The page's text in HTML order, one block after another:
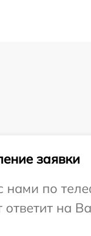
заявки
нами по
ответит на